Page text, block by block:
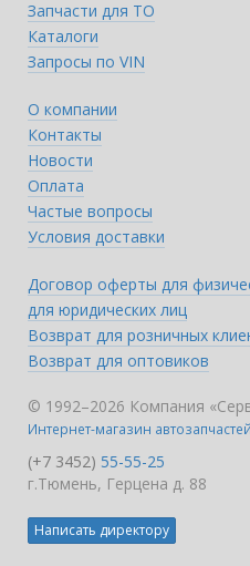
Запчасти для ТО
Каталоги
Запросы по VIN
О компании
Контакты
Новости
Оплата
Частые вопросы
Условия доставки
Договор оферты для
для юридических лиц
Возврат для розничных
Возврат для оптовиков
© 1992–2026 Компания
Интернет-магазин
(+7 3452) 55-55-25
г.Тюмень, Герцена д. 88
Написать директору